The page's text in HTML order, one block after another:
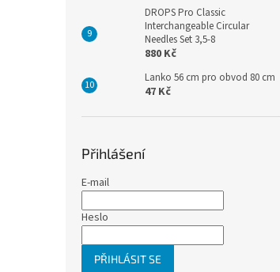
DROPS Pro Classic
Interchangeable Circular
Needles Set 3,5-8
880 Kč
Lanko 56 cm pro obvod 80 cm
47 Kč
Přihlášení
E-mail
Heslo
PŘIHLÁSIT SE